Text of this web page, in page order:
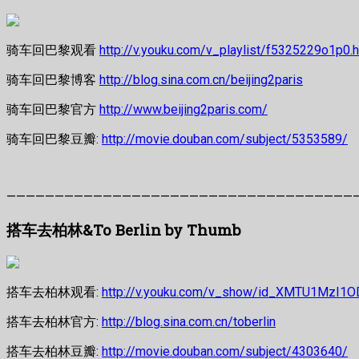
骑车回巴黎观看 http://v.youku.com/v_playlist/
骑车回巴黎博客 http://blog.sina.com.cn/beijing2paris
骑车回巴黎官方 http://www.beijing2paris.com/
骑车回巴黎豆瓣: http://movie.douban.com/subject/5353589/
搭车去柏林&To Berlin by Thumb
搭车去柏林观看: http://v.youku.com/v_show/
搭车去柏林官方: http://blog.sina.com.cn/toberlin
搭车去柏林豆瓣: http://movie.douban.com/subject/4303640/